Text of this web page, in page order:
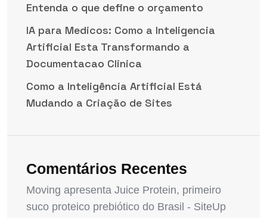
Entenda o que define o orçamento
IA para Medicos: Como a Inteligencia
Artificial Esta Transformando a
Documentacao Clinica
Como a Inteligência Artificial Está
Mudando a Criação de Sites
Comentários Recentes
Moving apresenta Juice Protein, primeiro
suco proteico prebiótico do Brasil - SiteUp